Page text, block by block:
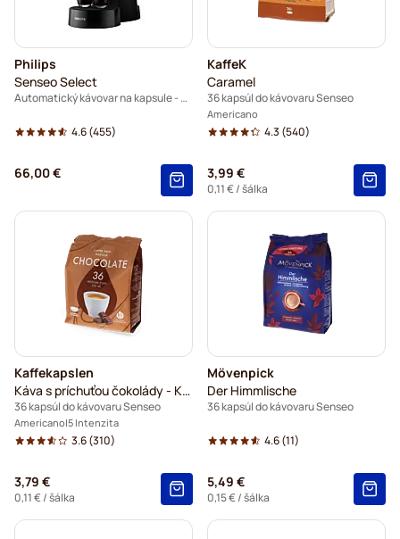
Philips
Senseo Select
Automatický kávovar na kapsule - čierny
4.6(455)
66,00 €
KaffeK
Caramel
36 kapsúl do kávovaru Senseo
Americano
4.3 (540)
3,99 €
0,11 €/ šálka
Kaffekapslen
Káva s príchuťou čokolády - Káva na každý deň
36 kapsúl do kávovaru Senseo
Americano 5 Intenzita
3.6(310)
3,79 €
0,11 €/ šálka
Mövenpick
Der Himmlische
36 kapsúl do kávovaru Senseo
4.6(11)
5,49 €
0,15 €/ šálka